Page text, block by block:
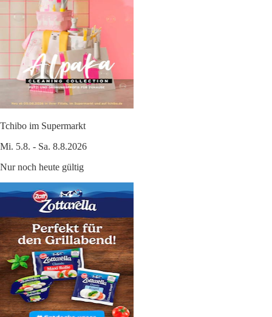
Tchibo im Supermarkt
Mi. 5.8. - Sa. 8.8.2026
Nur noch heute gültig